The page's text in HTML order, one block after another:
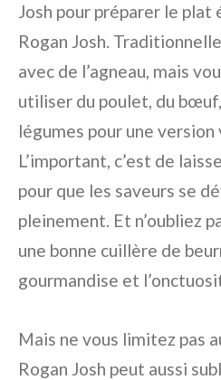
Josh pour préparer le plat
Rogan Josh.
avec de l’agneau, mais
utiliser du poulet, du
légumes pour une
L’important, c’est de
pour que les saveurs se
pleinement. Et n’oubliez
une bonne cuillère de
gourmandise et
Mais ne vous limitez pas
Rogan Josh peut aussi